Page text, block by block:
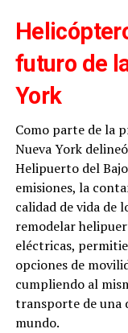
futuro de
York
Como parte de la
Nueva York
Helipuerto del
emisiones, la
calidad de vida de
remodelar
eléctricas,
opciones de
cumpliendo al
transporte de una
mundo.